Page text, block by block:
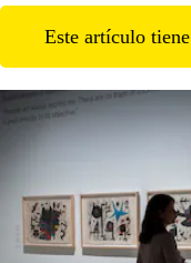
Este artículo tiene